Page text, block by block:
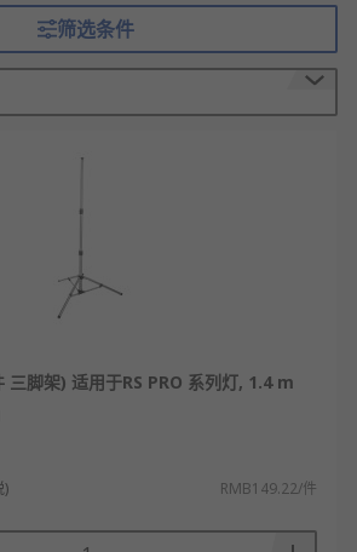
件（如充电器、开关和运动传感
启和关闭泛光灯的方法。
途是什么？
育场、剧院、车辆探照灯、建筑
。这使其成为安全照明领域无价
附件包括延长杆和三脚架。
器控制泛光灯如何开启和关
筛选条件
三脚架) 适用于RS PRO 系列灯, 1.4 m
) RMB149.22/件